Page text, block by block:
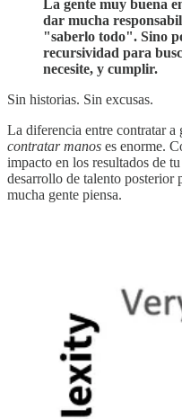
La gente muy buena
dar mucha
"saberlo todo". Sino
recursividad para
necesite, y cumplir.
Sin historias. Sin excusas.
La diferencia entre contratar a
contratar manos es enorme.
impacto en los resultados de
desarrollo de talento posterior
mucha gente piensa.